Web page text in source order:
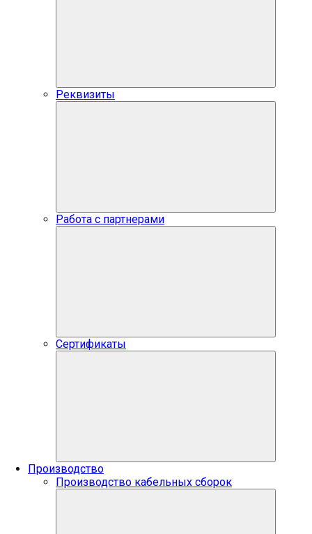
Реквизиты
Работа с партнерами
Сертификаты
Производство
Производство кабельных сборок